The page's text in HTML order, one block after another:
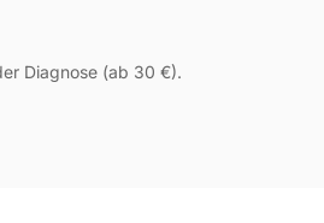
Diagnose (ab 30 €).